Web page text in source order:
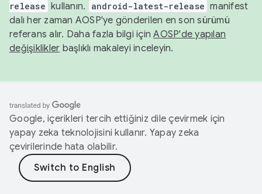
release kullanın. android-latest-release manifest
dalı her zaman AOSP'ye gönderilen en son sürümü
referans alır. Daha fazla bilgi içinAOSP'de yapılan
değişiklikler başlıklı makaleyi inceleyin.
Google, içerikleri tercih ettiğiniz dile çevirmek için
yapay zeka teknolojisini kullanır. Yapay zeka
çevirilerinde hata olabilir.